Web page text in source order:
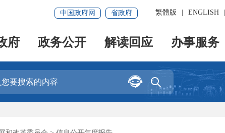
繁體版 ENGLISH
中国政府网 省政府
府 政务公开 解读回应 办事服务

